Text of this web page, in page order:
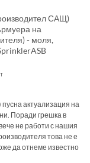
САЩ)
на
- моля,
актуализация на
Поради грешка в
не работи с нашия
това не е
да отнеме известно